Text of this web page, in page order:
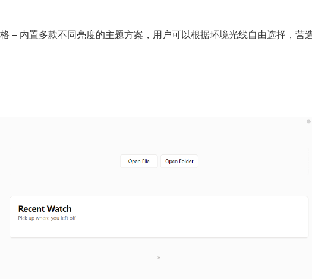
– 内置多款不同亮度的主题方案，用户可以根据环境光线自由选择，营